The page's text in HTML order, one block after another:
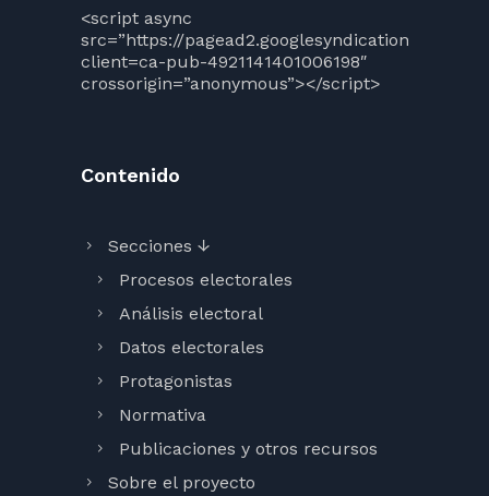
<script async
src=”https://pagead2.googlesyndication.com/
client=ca-pub-4921141401006198″
crossorigin=”anonymous”></script>
Contenido
Secciones ↓
Procesos electorales
Análisis electoral
Datos electorales
Protagonistas
Normativa
Publicaciones y otros recursos
Sobre el proyecto